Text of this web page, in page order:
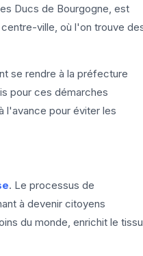
Ducs de Bourgogne, est
ville, où l'on trouve
se rendre à la préfecture
pour ces démarches
l'avance pour éviter les
. Le processus de
à devenir citoyens
du monde, enrichit le tissu